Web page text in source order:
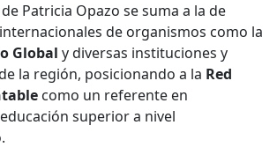
Patricia Opazo se suma a la de
de organismos como la
Global y diversas instituciones y
la región, posicionando a la Red
como un referente en
superior a nivel